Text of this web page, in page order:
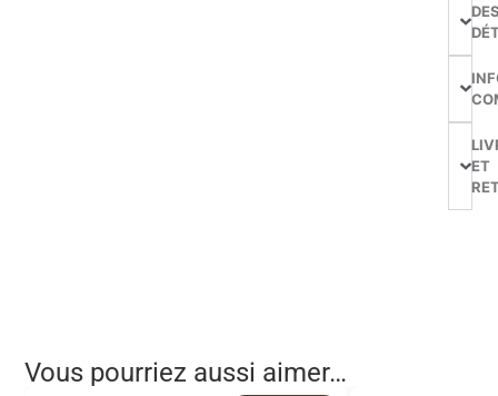
ET
Vous pourriez aussi aimer…